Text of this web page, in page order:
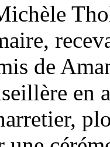
de
en